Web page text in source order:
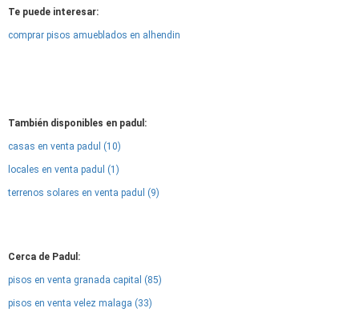
Te puede interesar:
comprar pisos amueblados en alhendin
También disponibles en padul:
casas en venta padul (10)
locales en venta padul (1)
terrenos solares en venta padul (9)
Cerca de Padul:
pisos en venta granada capital (85)
pisos en venta velez malaga (33)